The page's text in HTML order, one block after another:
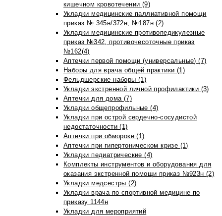
кишечном кровотечении (9)
Укладки медицинские паллиативной помощи
приказ № 345н/372н, №187н (2)
Укладки медицинские противопедикулезные
приказ №342, противочесоточные приказ
№162(4)
Аптечки первой помощи (универсальные) (7)
Наборы для врача общей практики (1)
Фельдшерские наборы (1)
Укладки экстренной личной профилактики (3)
Аптечки для дома (7)
Укладки общепрофильные (4)
Укладки при острой сердечно-сосудистой
недостаточности (1)
Аптечки при обмороке (1)
Аптечки при гипертоническом кризе (1)
Укладки педиатрические (4)
Комплекты инструментов и оборудования для
оказания экстренной помощи приказ №923н (2)
Укладки медсестры (2)
Укладки врача по спортивной медицине по
приказу 1144н
Укладки для мероприятий